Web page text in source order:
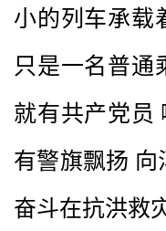
小的列车承载
只是一名普通
就有共产党员
有警旗飘扬
奋斗在抗洪救